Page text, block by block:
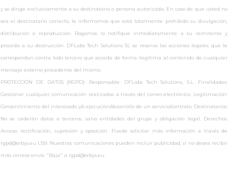
y se dirige exclusivamente a su destinatario o persona autorizada. En caso de que usted no
sea el destinatario correcto, le informamos que está totalmente prohibido su divulgación,
distribución o reproducción. Rogamos lo notifique inmediatamente a su remitente y
proceda a su destrucción. DFLabs Tech Solutions SL se reserva las acciones legales que le
correspondan contra todo tercero que acceda de forma ilegítima al contenido de cualquier
mensaje externo procedente del mismo.
PROTECCIÓN DE DATOS (RGPD): Responsable: DFLabs Tech Solutions, S.L. Finalidades:
Gestionar cualquier comunicación realizadas a través del correo electrónico. Legitimación:
Consentimiento del interesado y/o ejecución/desarrollo de un servicio/contrato. Destinatarios:
No se cederán datos a terceros, salvo entidades del grupo y obligación legal. Derechos:
Acceso, rectificación, supresión y oposición. Puede solicitar más información a través de
rgpd@orbys.eu LSSI: Nuestras comunicaciones pueden incluir publicidad, si no desea recibir
más correos envíe "Baja" a rgpd@orbys.eu.